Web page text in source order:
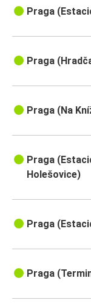
Praga
Praga
Praga (Na
Praga
Holešovice)
Praga
Praga